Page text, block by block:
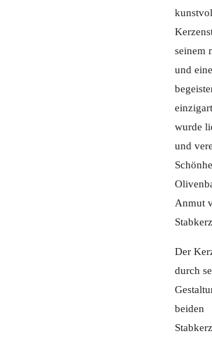
seinem
und
wurde
und
Anmut
Der
durch
beiden